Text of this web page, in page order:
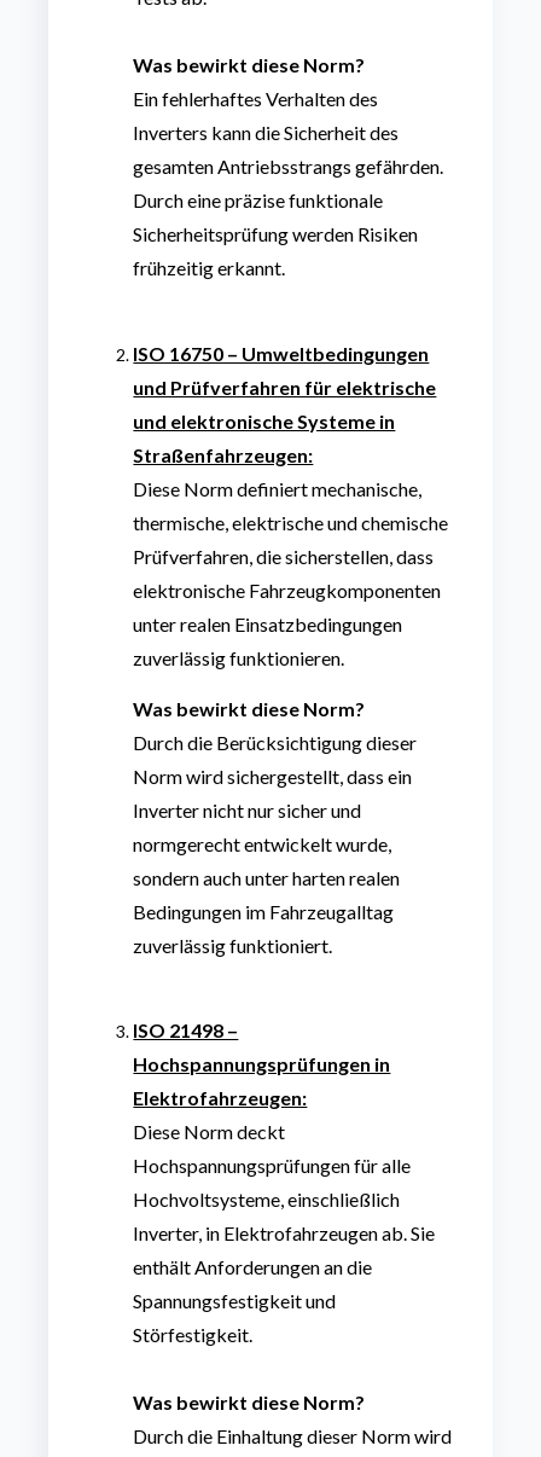
Was bewirkt diese Norm?
Ein fehlerhaftes Verhalten des
Inverters kann die Sicherheit des
gesamten Antriebsstrangs gefährden.
Durch eine präzise funktionale
Sicherheitsprüfung werden Risiken
frühzeitig erkannt.
ISO 16750 – Umweltbedingungen
und Prüfverfahren für elektrische
und elektronische Systeme in
Straßenfahrzeugen:
Diese Norm definiert mechanische,
thermische, elektrische und chemische
Prüfverfahren, die sicherstellen, dass
elektronische Fahrzeugkomponenten
unter realen Einsatzbedingungen
zuverlässig funktionieren.
Was bewirkt diese Norm?
Durch die Berücksichtigung dieser
Norm wird sichergestellt, dass ein
Inverter nicht nur sicher und
normgerecht entwickelt wurde,
sondern auch unter harten realen
Bedingungen im Fahrzeugalltag
zuverlässig funktioniert.
ISO 21498 –
Hochspannungsprüfungen in
Elektrofahrzeugen:
Diese Norm deckt
Hochspannungsprüfungen für alle
Hochvoltsysteme, einschließlich
Inverter, in Elektrofahrzeugen ab. Sie
enthält Anforderungen an die
Spannungsfestigkeit und
Störfestigkeit.
Was bewirkt diese Norm?
Durch die Einhaltung dieser Norm wird